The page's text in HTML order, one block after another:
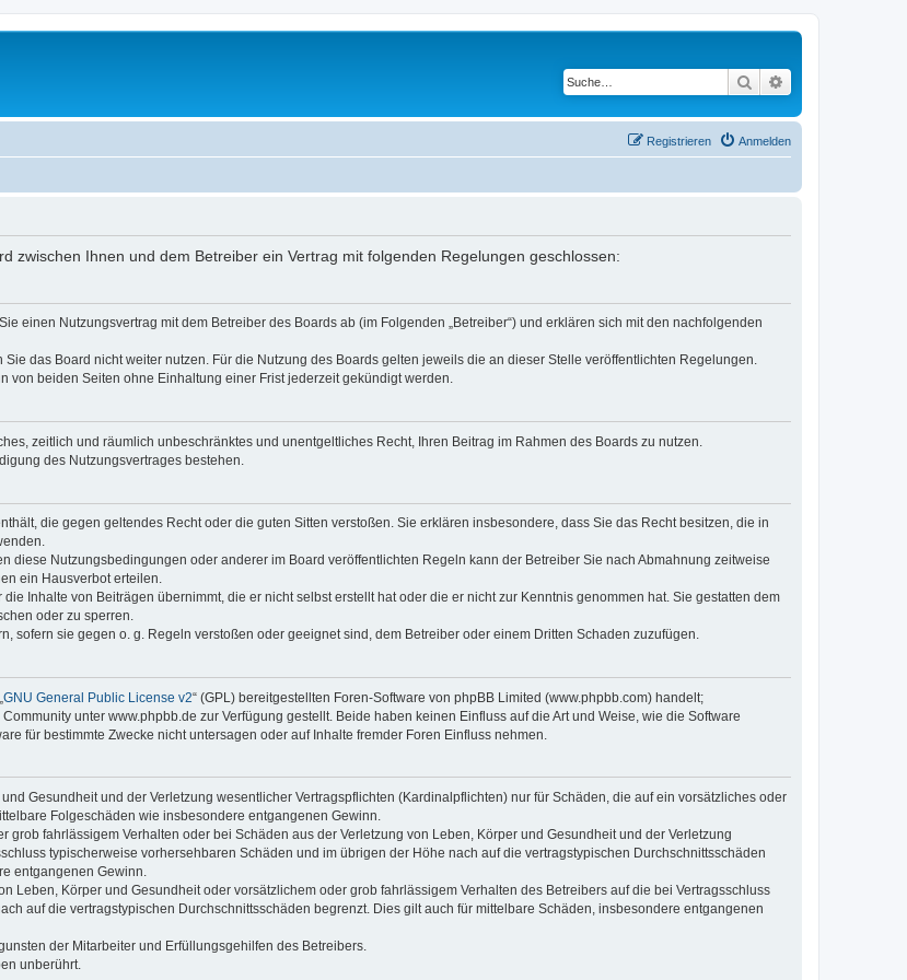
Suche
Anmelden
Registrieren
zwischen Ihnen und dem Betreiber ein Vertrag mit folgenden Regelungen geschlossen:
einen Nutzungsvertrag mit dem Betreiber des Boards ab (im Folgenden „Betreiber“) und erklären sich mit den nachfolgenden
das Board nicht weiter nutzen. Für die Nutzung des Boards gelten jeweils die an dieser Stelle veröffentlichten Regelungen.
von beiden Seiten ohne Einhaltung einer Frist jederzeit gekündigt werden.
zeitlich und räumlich unbeschränktes und unentgeltliches Recht, Ihren Beitrag im Rahmen des Boards zu nutzen.
des Nutzungsvertrages bestehen.
die gegen geltendes Recht oder die guten Sitten verstoßen. Sie erklären insbesondere, dass Sie das Recht besitzen, die in
diese Nutzungsbedingungen oder anderer im Board veröffentlichten Regeln kann der Betreiber Sie nach Abmahnung zeitweise
ein Hausverbot erteilen.
Inhalte von Beiträgen übernimmt, die er nicht selbst erstellt hat oder die er nicht zur Kenntnis genommen hat. Sie gestatten dem
oder zu sperren.
sofern sie gegen o. g. Regeln verstoßen oder geeignet sind, dem Betreiber oder einem Dritten Schaden zuzufügen.
GNU General Public License v2“ (GPL) bereitgestellten Foren-Software von phpBB Limited (www.phpbb.com) handelt;
unter www.phpbb.de zur Verfügung gestellt. Beide haben keinen Einfluss auf die Art und Weise, wie die Software
für bestimmte Zwecke nicht untersagen oder auf Inhalte fremder Foren Einfluss nehmen.
Gesundheit und der Verletzung wesentlicher Vertragspflichten (Kardinalpflichten) nur für Schäden, die auf ein vorsätzliches oder
Folgeschäden wie insbesondere entgangenen Gewinn.
fahrlässigem Verhalten oder bei Schäden aus der Verletzung von Leben, Körper und Gesundheit und der Verletzung
typischerweise vorhersehbaren Schäden und im übrigen der Höhe nach auf die vertragstypischen Durchschnittsschäden
entgangenen Gewinn.
Leben, Körper und Gesundheit oder vorsätzlichem oder grob fahrlässigem Verhalten des Betreibers auf die bei Vertragsschluss
auf die vertragstypischen Durchschnittsschäden begrenzt. Dies gilt auch für mittelbare Schäden, insbesondere entgangenen
der Mitarbeiter und Erfüllungsgehilfen des Betreibers.
unberührt.